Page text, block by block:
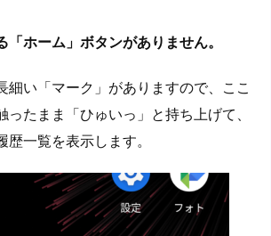
ホーム」ボタンがありません。
細い「マーク」がありますので、ここ
ったまま「ひゅいっ」と持ち上げて、
一覧を表示します。